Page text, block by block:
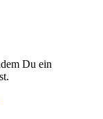
Du ein